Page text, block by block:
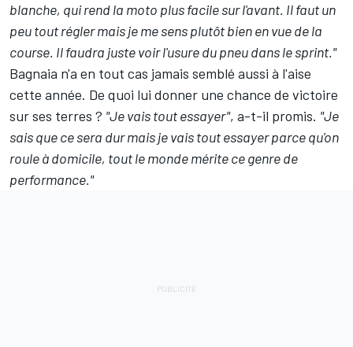
blanche, qui rend la moto plus facile sur l'avant. Il faut un
peu tout régler mais je me sens plutôt bien en vue de la
course. Il faudra juste voir l'usure du pneu dans le sprint."
Bagnaia n'a en tout cas jamais semblé aussi à l'aise
cette année. De quoi lui donner une chance de victoire
sur ses terres ? "Je vais tout essayer", a-t-il promis. "Je
sais que ce sera dur mais je vais tout essayer parce qu'on
roule à domicile, tout le monde mérite ce genre de
performance."